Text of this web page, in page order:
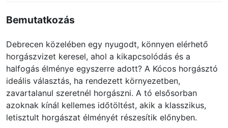
Bemutatkozás
Debrecen közelében egy nyugodt, könnyen elérhető
horgászvizet keresel, ahol a kikapcsolódás és a
halfogás élménye egyszerre adott? A Kócos horgásztó
ideális választás, ha rendezett környezetben,
zavartalanul szeretnél horgászni. A tó elsősorban
azoknak kínál kellemes időtöltést, akik a klasszikus,
letisztult horgászat élményét részesítik előnyben.